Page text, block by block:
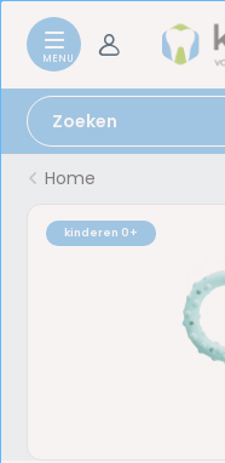
Home
kinderen 0+